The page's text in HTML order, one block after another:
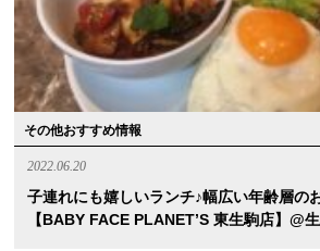
その他おすすめ情報
2022.06.20
子連れにも嬉しいランチ♪幅広い年齢層の
【BABY FACE PLANET’S 東生駒店】@